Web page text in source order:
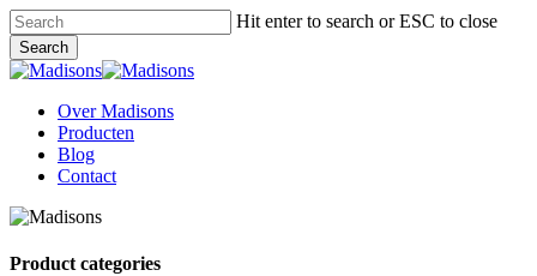
Skip
to
main
content
Hit enter to search or ESC to close
Search
Close
Menu
Over Madisons
Producten
Blog
Contact
Product categories